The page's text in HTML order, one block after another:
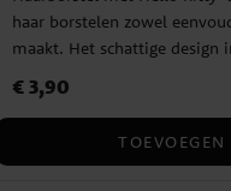
haar borstelen zowel
maakt. Het schattige design
dagelijks gebruik, en hij is
knopen voorzichtig los
Prijs:€ 3,90
€ 3,90
TOEVOEGEN